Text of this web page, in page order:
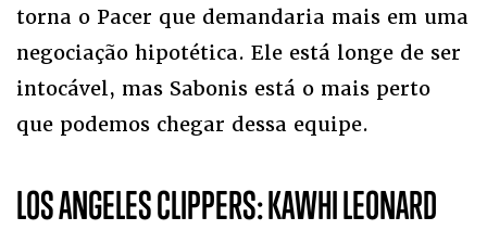
torna o Pacer que demandaria mais em uma
negociação hipotética. Ele está longe de ser
intocável, mas Sabonis está o mais perto
que podemos chegar dessa equipe.
LOS ANGELES CLIPPERS: KAWHI LEONARD